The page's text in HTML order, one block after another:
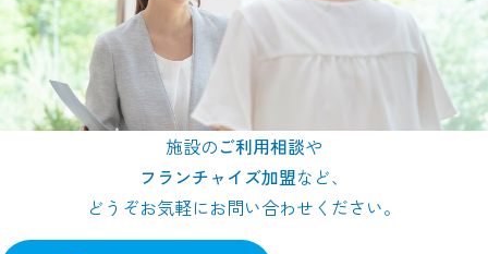
施設のご利用相談や
フランチャイズ加盟など、
どうぞお気軽にお問い合わせください。